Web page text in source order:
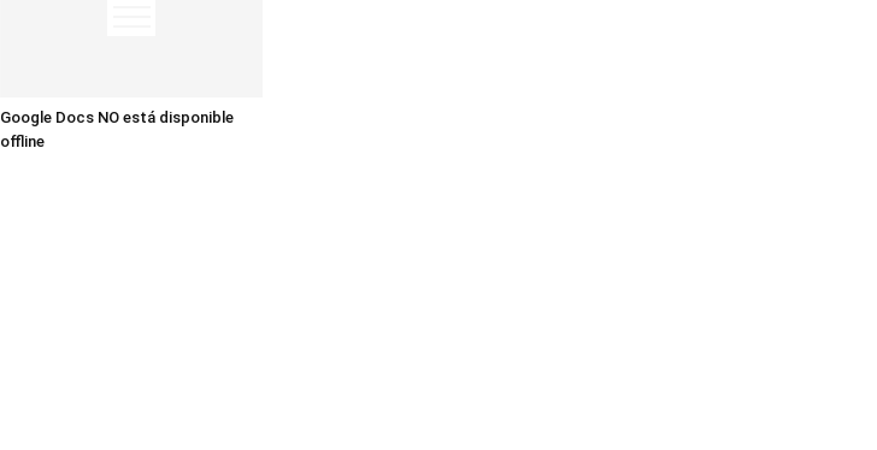
Google Docs NO está disponible
offline